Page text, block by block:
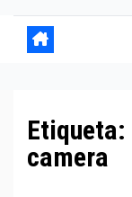
Etiqueta:
camera